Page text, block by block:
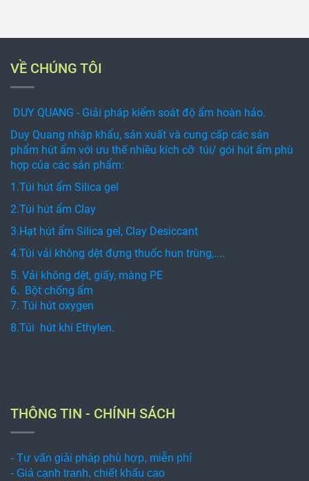
VỀ CHÚNG TÔI
DUY QUANG - Giải pháp kiểm soát độ ẩm hoàn hảo.
Duy Quang nhập khẩu, sản xuất và cung cấp các sản
phẩm hút ẩm với ưu thế nhiều kích cỡ túi/ gói hút ẩm phù
hợp của các sản phẩm:
1.Túi hút ẩm Silica gel
2.Túi hút ẩm Clay
3.Hạt hút ẩm Silica gel, Clay Desiccant
4.Túi vải không dệt đựng thuốc hun trùng,....
5. Vải không dệt, giấy, màng PE
6. Bột chống ẩm
7. Túi hút oxygen
8.Túi hút khí Ethylen.
THÔNG TIN - CHÍNH SÁCH
- Tư vấn giải pháp phù hợp, miễn phí
- Giá cạnh tranh, chiết khấu cao